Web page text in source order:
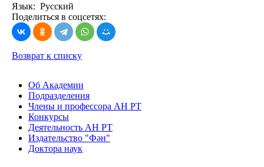
Язык: Русский
Поделиться в соцсетях:
Возврат к списку
Об Академии
Подразделения
Члены и профессора АН РТ
Конкурсы
Деятельность АН РТ
Издательство "Фән"
Доктора наук